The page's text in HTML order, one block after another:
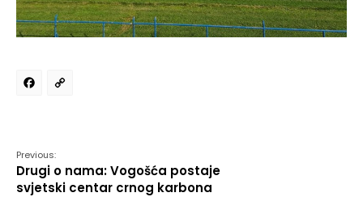
Facebook
Previous:
Drugi o nama: Vogošća postaje
svjetski centar crnog karbona